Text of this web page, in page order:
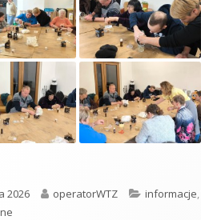
PSYCHOLOG
ASYSTENCI
2026 Autor
operatorWTZ Kategorie
informacje,